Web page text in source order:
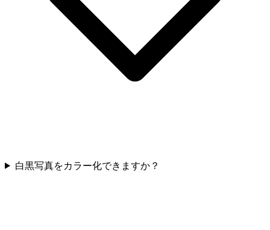
白黒写真をカラー化できますか？